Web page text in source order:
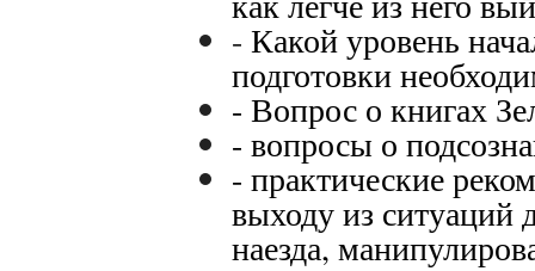
- Какой уровень
подготовки
- Вопрос о книгах
- вопросы о
- практические
выходу из ситуаций
наезда,